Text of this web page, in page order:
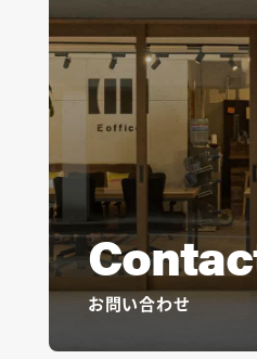
お問い合わせ